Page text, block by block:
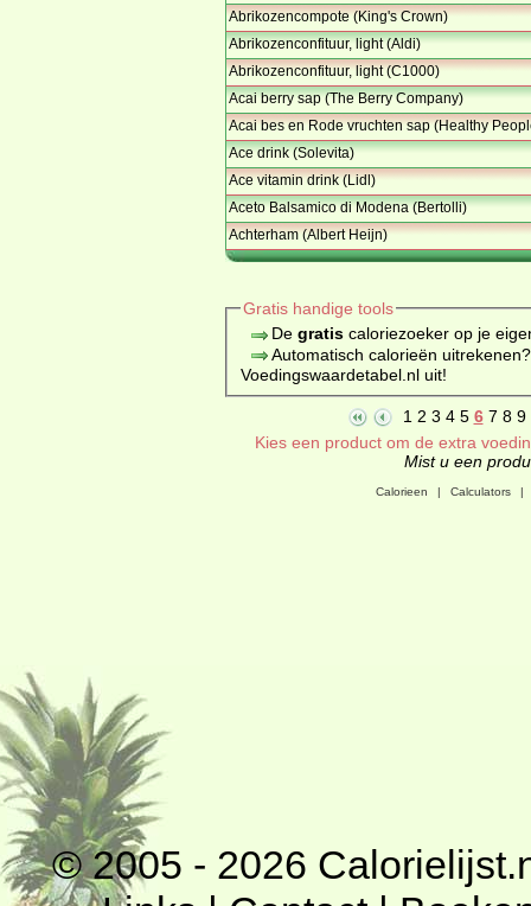
Abrikozencompote (King's Crown)
Abrikozenconfituur, light (Aldi)
Abrikozenconfituur, light (C1000)
Acai berry sap (The Berry Company)
Acai bes en Rode vruchten sap (Healthy
Ace drink (Solevita)
Ace vitamin drink (Lidl)
Aceto Balsamico di Modena (Bertolli)
Achterham (Albert Heijn)
Gratis handige tools
De gratiscaloriezoeker op je
Automatisch calorieën
Voedingswaardetabel.nl uit!
1 2 3 4 5 6 7 8 9
Kies een product om de extra
Mist u een
Calorieen | Calculators |
© 2005 - 2026